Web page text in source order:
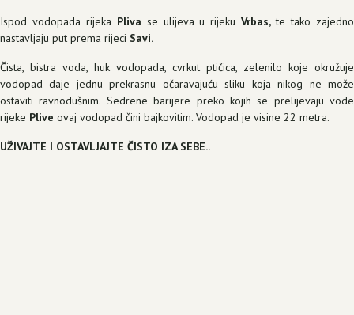
Ispod vodopada rijeka Pliva se ulijeva u rijekuVrbas,te tako zajedno
nastavljaju put prema rijeci Savi.
Čista, bistra voda, huk vodopada, cvrkut ptičica, zelenilo koje okružuje
vodopad daje jednu prekrasnu očaravajuću sliku koja nikog ne može
ostaviti ravnodušnim. Sedrene barijere preko kojih se prelijevaju vode
rijeke Plive ovaj vodopad čini bajkovitim. Vodopad je visine 22 metra.
UŽIVAJTE I OSTAVLJAJTE ČISTO IZA SEBE..